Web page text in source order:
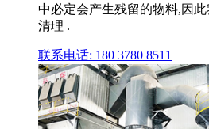
中必定会产生残留的物料,因
清理 .
联系电话: 180 3780 8511